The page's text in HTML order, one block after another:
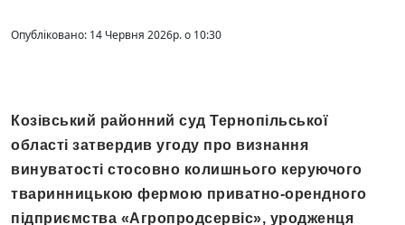
Опубліковано: 14 Червня 2026р. о 10:30
Козівський районний суд Тернопільської
області затвердив угоду про визнання
винуватості стосовно колишнього керуючого
тваринницькою фермою приватно-орендного
підприємства «Агропродсервіс», уродженця